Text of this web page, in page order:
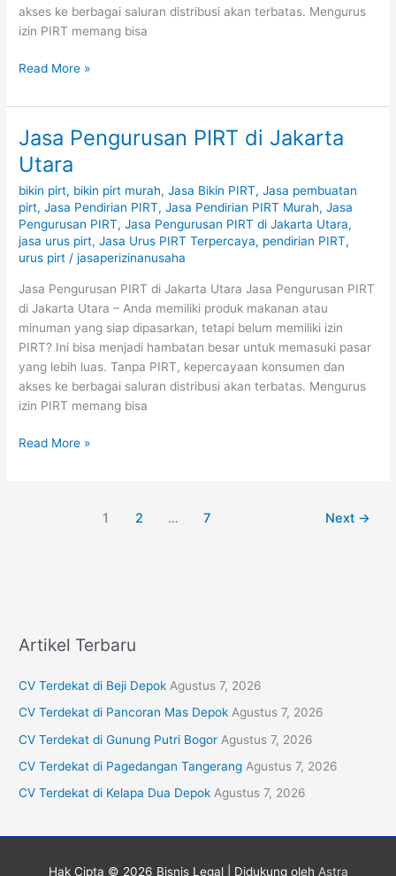
akses ke berbagai saluran distribusi akan terbatas. Mengurus
izin PIRT memang bisa
Read More »
Jasa Pengurusan PIRT di Jakarta
Utara
bikin pirt, bikin pirt murah,Jasa Bikin PIRT,Jasa pembuatan
pirt,Jasa Pendirian PIRT,Jasa Pendirian PIRT Murah,Jasa
Pengurusan PIRT,Jasa Pengurusan PIRT di Jakarta Utara,
jasa urus pirt,Jasa Urus PIRT Terpercaya, pendirian PIRT,
urus pirt /jasaperizinanusaha
Jasa Pengurusan PIRT di Jakarta Utara Jasa Pengurusan PIRT
di Jakarta Utara – Anda memiliki produk makanan atau
minuman yang siap dipasarkan, tetapi belum memiliki izin
PIRT? Ini bisa menjadi hambatan besar untuk memasuki pasar
yang lebih luas. Tanpa PIRT, kepercayaan konsumen dan
akses ke berbagai saluran distribusi akan terbatas. Mengurus
izin PIRT memang bisa
Jasa
Pengurusan
PIRT
di
Jakarta
Utara
Read More »
1 2 … 7 Next →
Artikel Terbaru
CV Terdekat di Beji Depok Agustus 7, 2026
CV Terdekat di Pancoran Mas Depok Agustus 7, 2026
CV Terdekat di Gunung Putri Bogor Agustus 7, 2026
CV Terdekat di Pagedangan Tangerang Agustus 7, 2026
CV Terdekat di Kelapa Dua Depok Agustus 7, 2026
Hak Cipta © 2026 Bisnis Legal| Didukung oleh Astra